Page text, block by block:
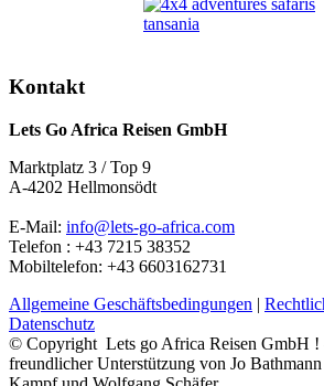
Kontakt
Lets Go Africa Reisen GmbH
Marktplatz 3 / Top 9
A-4202 Hellmonsödt
E-Mail: info@lets-go-africa.com
Telefon : +43 7215 38352
Mobiltelefon: +43 6603162731
Allgemeine Geschäftsbedingungen |
Datenschutz
© Copyright Lets go Africa Reisen GmbH !
freundlicher Unterstützung von Jo